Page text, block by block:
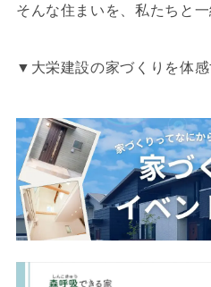
そんな住まいを、私たちと
▼大栄建設の家づくりを体感